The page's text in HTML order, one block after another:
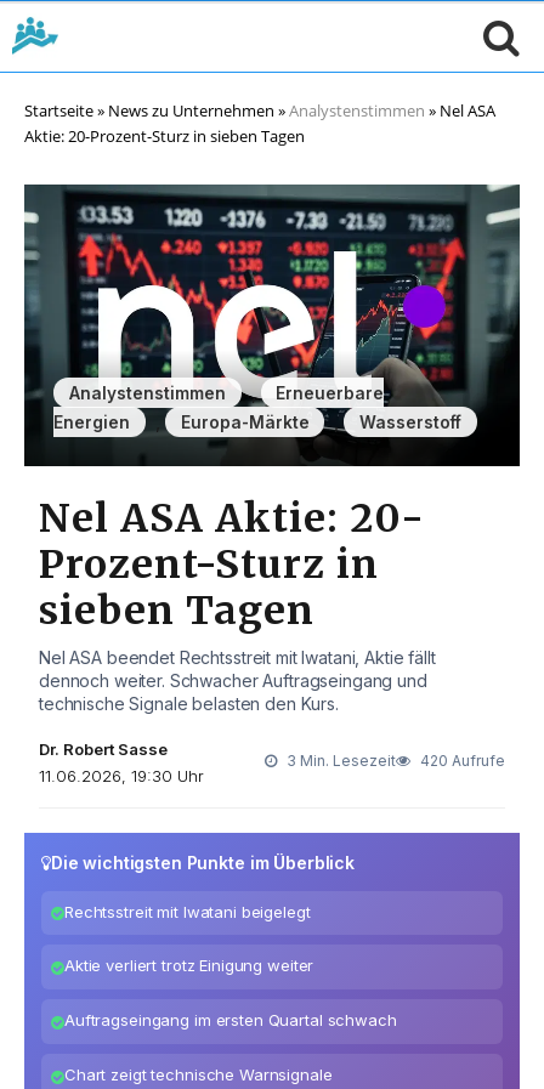
Startseite» News zu Unternehmen »Analystenstimmen » Nel ASA
Aktie: 20-Prozent-Sturz in sieben Tagen
Analystenstimmen ,
Erneuerbare
Energien
Europa-Märkte , Wasserstoff
Nel ASA Aktie: 20-
Prozent-Sturz in
sieben Tagen
Nel ASA beendet Rechtsstreit mit Iwatani, Aktie fällt
dennoch weiter. Schwacher Auftragseingang und
technische Signale belasten den Kurs.
Dr. Robert Sasse
11.06.2026, 19:30 Uhr
3 Min. Lesezeit 420 Aufrufe
Die wichtigsten Punkte im Überblick
Rechtsstreit mit Iwatani beigelegt
Aktie verliert trotz Einigung weiter
Auftragseingang im ersten Quartal schwach
Chart zeigt technische Warnsignale